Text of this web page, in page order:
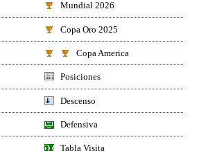
Mundial 2026
Copa Oro 2025
Copa America
Posiciones
Descenso
Defensiva
Tabla Visita